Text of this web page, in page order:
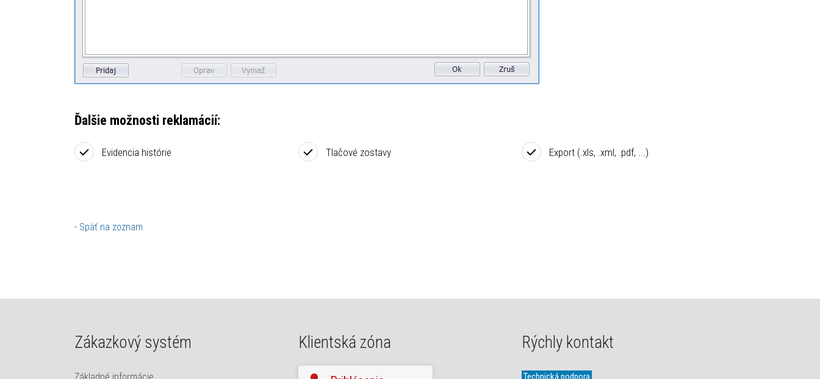
Ďalšie možnosti reklamácií:
Evidencia histórie Tlačové zostavy Export (.xls, .xml, .pdf, ...)
- Späť na zoznam
Zákazkový systém Klientská zóna Rýchly kontakt
Technická podpora